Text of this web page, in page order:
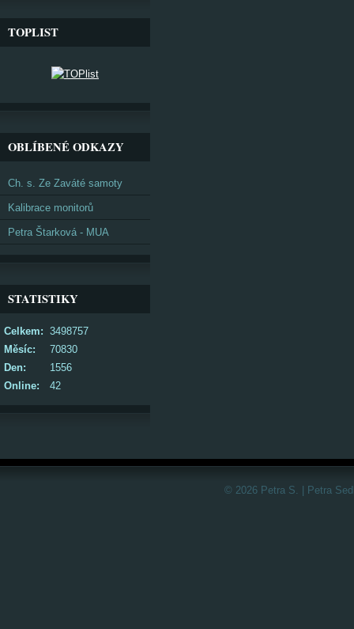
TOPLIST
OBLÍBENÉ ODKAZY
Ch. s. Ze Zaváté samoty
Kalibrace monitorů
Petra Štarková - MUA
STATISTIKY
Online: 42
Celkem: 3498757
Měsíc:
70830
Den:
1556
© 2026 Petra S. | Petra